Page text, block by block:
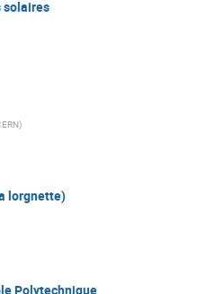
solaires
)
lorgnette)
Polytechnique